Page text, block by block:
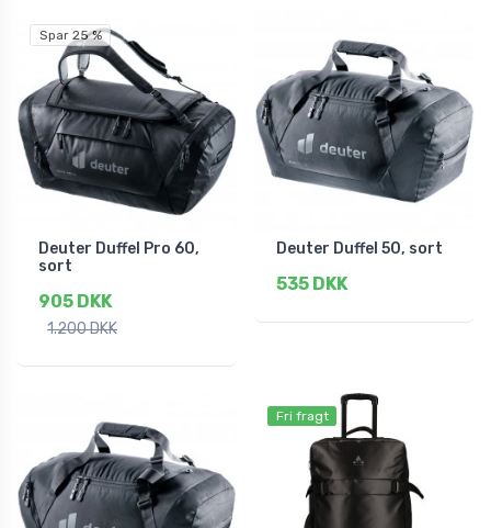
Spar 25 %
Deuter Duffel Pro 60,
sort
905 DKK
1.200 DKK
Deuter Duffel 50, sort
535 DKK
Fri fragt